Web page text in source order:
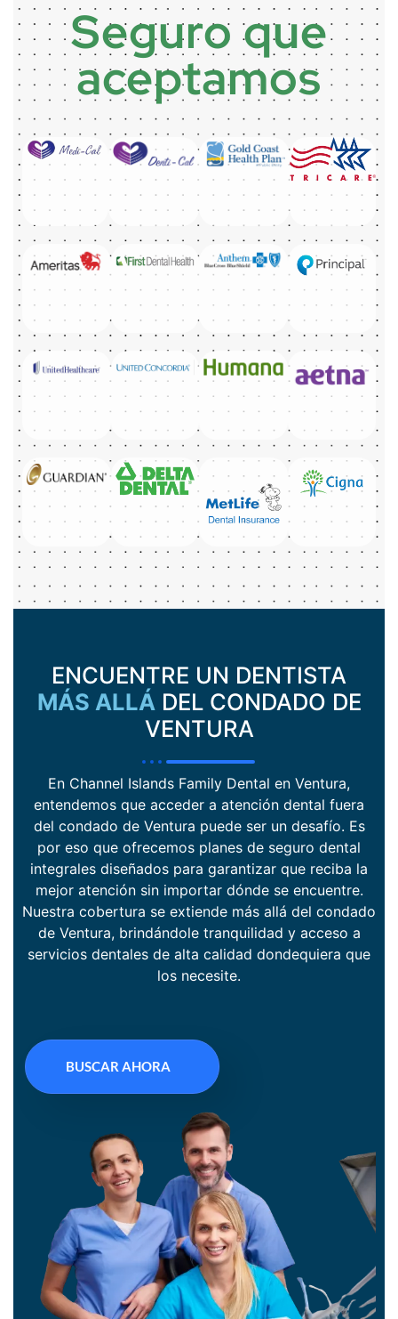
Seguro que
aceptamos
ENCUENTRE UN DENTISTA
MÁS ALLÁDEL CONDADO DE
VENTURA
En Channel Islands Family Dental en Ventura,
entendemos que acceder a atención dental fuera
del condado de Ventura puede ser un desafío. Es
por eso que ofrecemos planes de seguro dental
integrales diseñados para garantizar que reciba la
mejor atención sin importar dónde se encuentre.
Nuestra cobertura se extiende más allá del condado
de Ventura, brindándole tranquilidad y acceso a
servicios dentales de alta calidad dondequiera que
los necesite.
BUSCAR AHORA